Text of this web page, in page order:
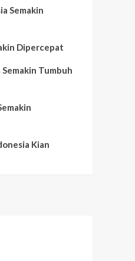
Semakin
Dipercepat
Tumbuh
Kian